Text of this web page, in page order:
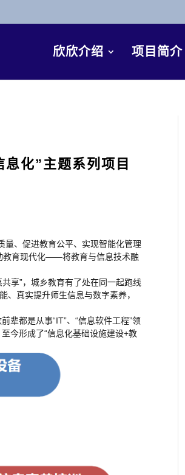
欣欣介绍 项目简介
化”主题系列项目
量、促进教育公平、实现智能化管理
教育现代化——将教育与信息技术融
享”，城乡教育有了处在同一起跑线
、真实提升师生信息与数字素养，
辈都是从事“IT”、“信息软件工程”领
今形成了“信息化基础设施建设+教